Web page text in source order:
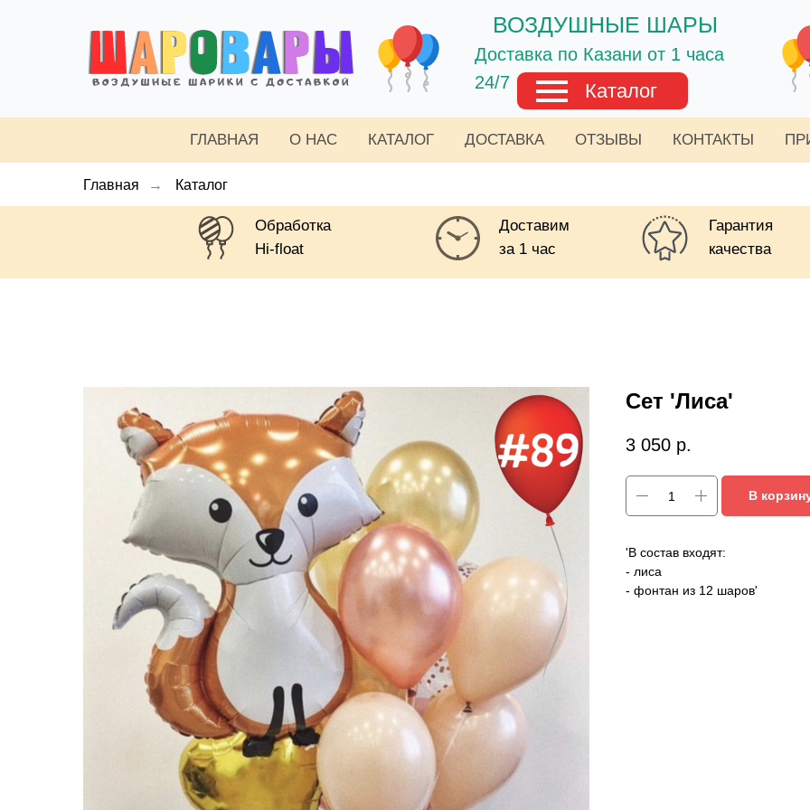
ВОЗДУШНЫЕ ШАРЫ
Доставка по Казани от 1 часа
24/7
Каталог
ГЛАВНАЯ О НАС КАТАЛОГ ДОСТАВКА ОТЗЫВЫ КОНТАКТЫ
Главная → Каталог
Обработка
Hi-float
Доставим
за 1 час
Гарантия
качества
Сет 'Лиса'
3 050 р.
В
'В состав входят:
- лиса
- фонтан из 12 шаров'